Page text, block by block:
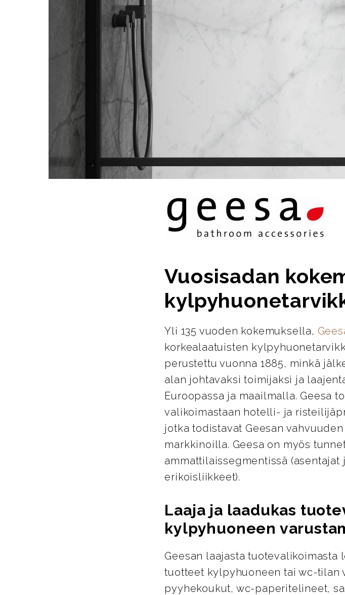
Vuosisadan
Yli 135 vuoden kokemuksella,
korkealaatuisten
perustettu vuonna 1885, minkä
alan johtavaksi toimijaksi ja
Euroopassa ja maailmalla. Geesa
valikoimastaan hotelli- ja
jotka todistavat Geesan
markkinoilla. Geesa on myös
ammattilaissegmentissä
erikoisliikkeet).
Laaja ja laadukas
kylpyhuoneen
Geesan laajasta
tuotteet kylpyhuoneen tai wc-tilan
pyyhekoukut, wc-paperitelineet,